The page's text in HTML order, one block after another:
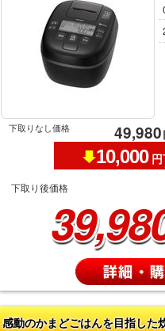
下取りなし価格 49,980
10,000
下取り後価格
感動のかまどごはんを目指した